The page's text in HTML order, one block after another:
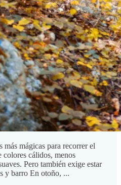
más mágicas para recorrer el
colores cálidos, menos
Pero también exige estar
y barro En otoño, ...